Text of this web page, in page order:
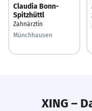
Claudia Bonn-
Spitzhüttl
Zahnärztin
Münchhausen
XING –